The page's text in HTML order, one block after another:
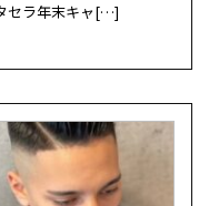
セラ年末キャ[…]